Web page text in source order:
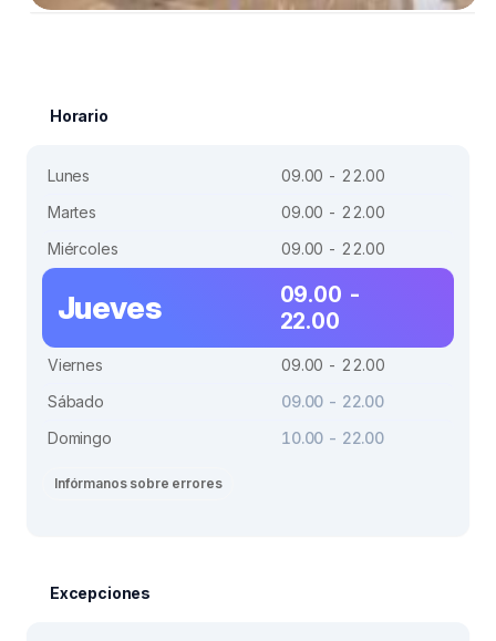
Horario
Lunes
09.00 - 22.00
Martes
09.00 - 22.00
Miércoles
09.00 - 22.00
Jueves
09.00 -
22.00
Viernes
09.00 - 22.00
Sábado
09.00 - 22.00
Domingo
10.00 - 22.00
Infórmanos sobre errores
Excepciones